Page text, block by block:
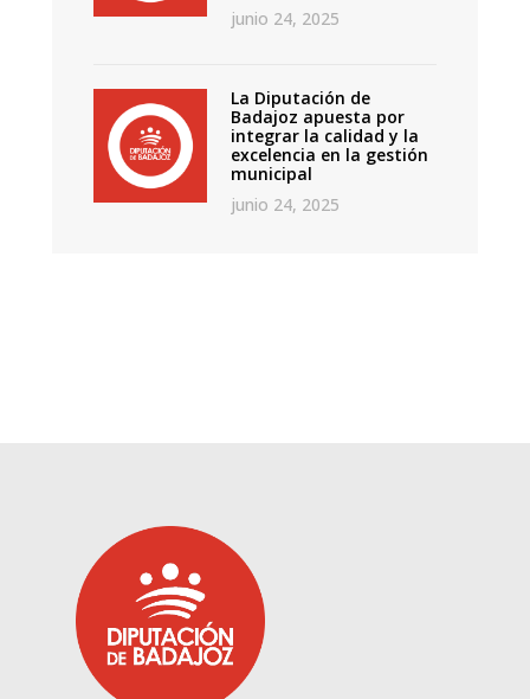
junio 24, 2025
La Diputación de
Badajoz apuesta por
integrar la calidad y la
excelencia en la gestión
municipal
junio 24, 2025